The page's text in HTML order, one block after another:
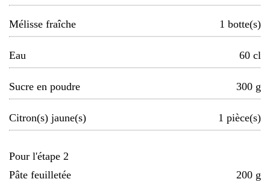
Mélisse fraîche 1 botte(s)
Eau 60 cl
Sucre en poudre 300 g
Citron(s) jaune(s) 1 pièce(s)
Pour l'étape 2
Pâte feuilletée
200 g